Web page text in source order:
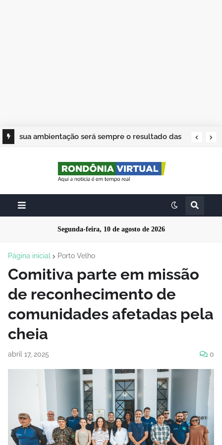
sua ambientação será sempre o resultado das
Segunda-feira, 10 de agosto de 2026
Página inicial Porto Velho
Comitiva parte em missão
de reconhecimento de
comunidades afetadas pela
cheia
abril 17, 2025 0